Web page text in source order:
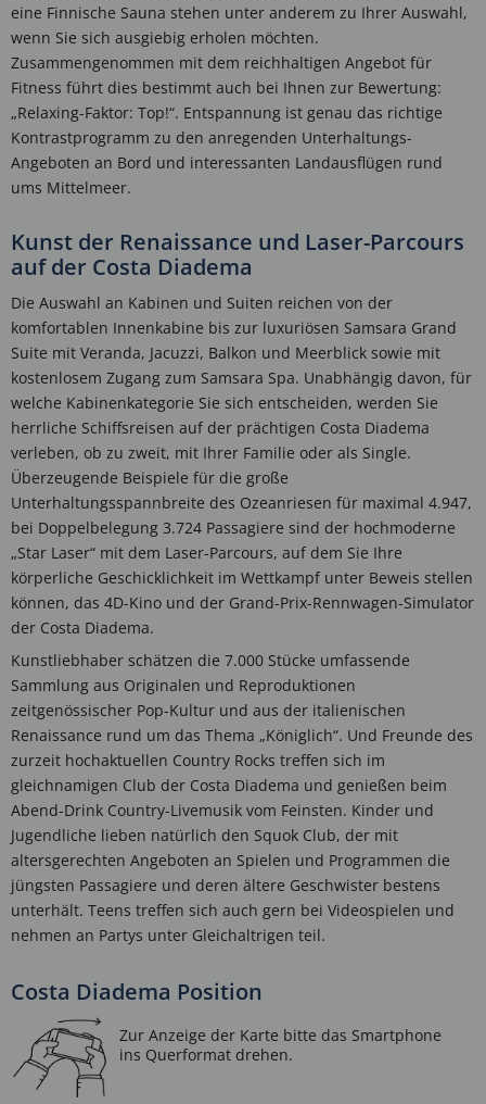
eine Finnische Sauna stehen unter anderem zu Ihrer Auswahl,
wenn Sie sich ausgiebig erholen möchten.
Zusammengenommen mit dem reichhaltigen Angebot für
Fitness führt dies bestimmt auch bei Ihnen zur Bewertung:
„Relaxing-Faktor: Top!“. Entspannung ist genau das richtige
Kontrastprogramm zu den anregenden Unterhaltungs-
Angeboten an Bord und interessanten Landausflügen rund
ums Mittelmeer.
Kunst der Renaissance und Laser-Parcours
auf der Costa Diadema
Die Auswahl an Kabinen und Suiten reichen von der
komfortablen Innenkabine bis zur luxuriösen Samsara Grand
Suite mit Veranda, Jacuzzi, Balkon und Meerblick sowie mit
kostenlosem Zugang zum Samsara Spa. Unabhängig davon, für
welche Kabinenkategorie Sie sich entscheiden, werden Sie
herrliche Schiffsreisen auf der prächtigen Costa Diadema
verleben, ob zu zweit, mit Ihrer Familie oder als Single.
Überzeugende Beispiele für die große
Unterhaltungsspannbreite des Ozeanriesen für maximal 4.947,
bei Doppelbelegung 3.724 Passagiere sind der hochmoderne
„Star Laser“ mit dem Laser-Parcours, auf dem Sie Ihre
körperliche Geschicklichkeit im Wettkampf unter Beweis stellen
können, das 4D-Kino und der Grand-Prix-Rennwagen-Simulator
der Costa Diadema.
Kunstliebhaber schätzen die 7.000 Stücke umfassende
Sammlung aus Originalen und Reproduktionen
zeitgenössischer Pop-Kultur und aus der italienischen
Renaissance rund um das Thema „Königlich“. Und Freunde des
zurzeit hochaktuellen Country Rocks treffen sich im
gleichnamigen Club der Costa Diadema und genießen beim
Abend-Drink Country-Livemusik vom Feinsten. Kinder und
Jugendliche lieben natürlich den Squok Club, der mit
altersgerechten Angeboten an Spielen und Programmen die
jüngsten Passagiere und deren ältere Geschwister bestens
unterhält. Teens treffen sich auch gern bei Videospielen und
nehmen an Partys unter Gleichaltrigen teil.
Costa Diadema Position